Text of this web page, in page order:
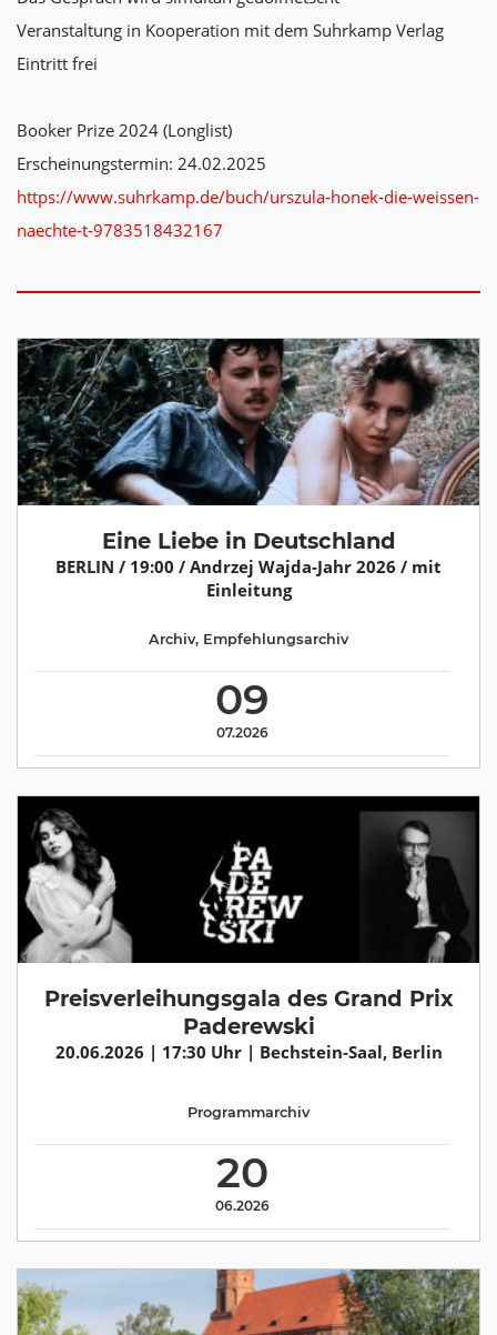
Veranstaltung in Kooperation mit dem Suhrkamp Verlag
Eintritt frei
Booker Prize 2024 (Longlist)
Erscheinungstermin: 24.02.2025
https://www.suhrkamp.de/buch/urszula-honek-die-weissen-
naechte-t-9783518432167
Eine Liebe in Deutschland
BERLIN / 19:00 / Andrzej Wajda-Jahr 2026 / mit
Einleitung
09
07.2026
Archiv, Empfehlungsarchiv
Preisverleihungsgala des Grand Prix
Paderewski
20.06.2026 | 17:30 Uhr | Bechstein-Saal, Berlin
20
06.2026
Programmarchiv